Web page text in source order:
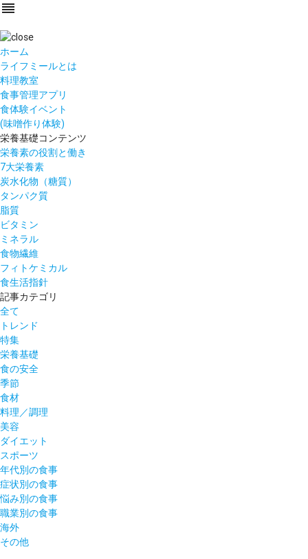
reorder
ホーム
ライフミールとは
料理教室
食事管理アプリ
食体験イベント
(味噌作り体験)
栄養基礎コンテンツ
栄養素の役割と働き
7大栄養素
炭水化物（糖質）
タンパク質
脂質
ビタミン
ミネラル
食物繊維
フィトケミカル
食生活指針
記事カテゴリ
全て
トレンド
特集
栄養基礎
食の安全
季節
食材
料理／調理
美容
ダイエット
スポーツ
年代別の食事
症状別の食事
悩み別の食事
職業別の食事
海外
その他